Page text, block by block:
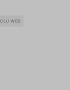
WEB